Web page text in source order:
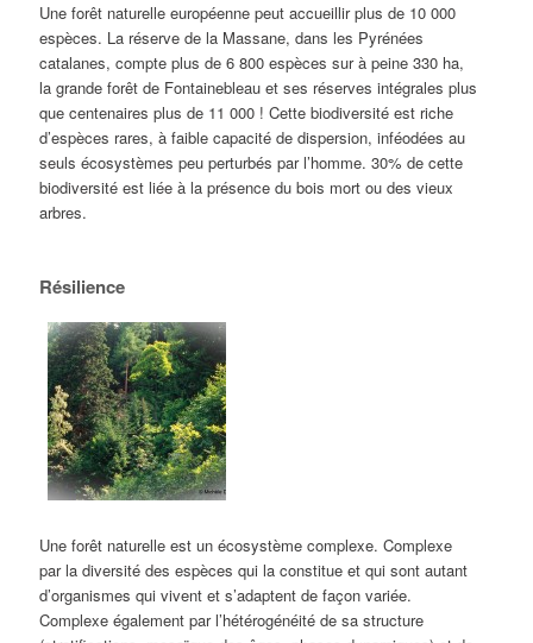
Une forêt naturelle européenne peut accueillir plus de 10 000
espèces. La réserve de la Massane, dans les Pyrénées
catalanes, compte plus de 6 800 espèces sur à peine 330 ha,
la grande forêt de Fontainebleau et ses réserves intégrales plus
que centenaires plus de 11 000 ! Cette biodiversité est riche
d’espèces rares, à faible capacité de dispersion, inféodées au
seuls écosystèmes peu perturbés par l’homme. 30% de cette
biodiversité est liée à la présence du bois mort ou des vieux
arbres.
Résilience
Une forêt naturelle est un écosystème complexe. Complexe
par la diversité des espèces qui la constitue et qui sont autant
d’organismes qui vivent et s’adaptent de façon variée.
Complexe également par l’hétérogénéité de sa structure